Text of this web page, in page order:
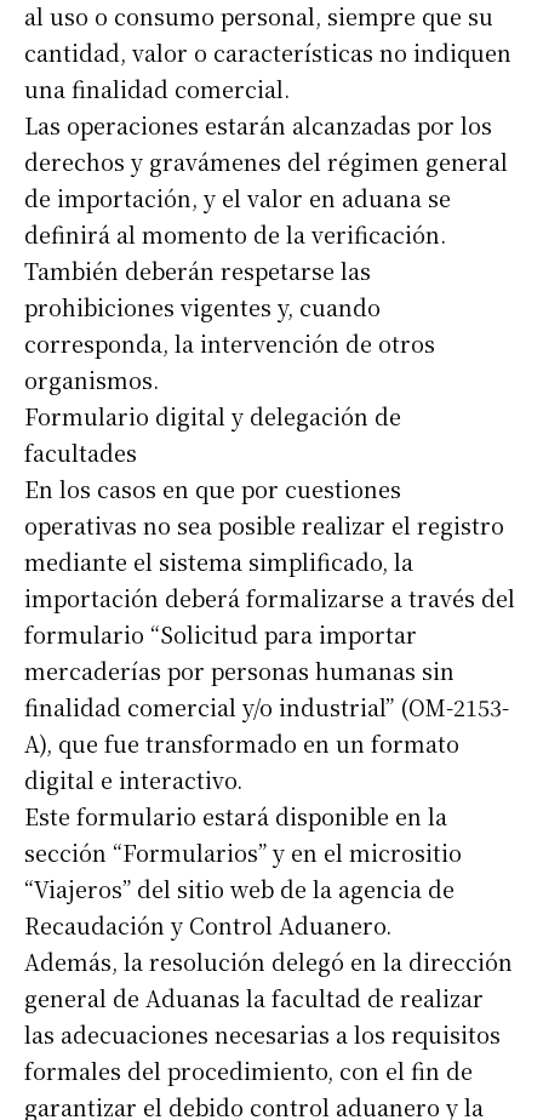
al uso o consumo personal, siempre que su
cantidad, valor o características no indiquen
una finalidad comercial.
Las operaciones estarán alcanzadas por los
derechos y gravámenes del régimen general
de importación, y el valor en aduana se
definirá al momento de la verificación.
También deberán respetarse las
prohibiciones vigentes y, cuando
corresponda, la intervención de otros
organismos.
Formulario digital y delegación de
facultades
En los casos en que por cuestiones
operativas no sea posible realizar el registro
mediante el sistema simplificado, la
importación deberá formalizarse a través del
formulario “Solicitud para importar
mercaderías por personas humanas sin
finalidad comercial y/o industrial” (OM-2153-
A), que fue transformado en un formato
digital e interactivo.
Este formulario estará disponible en la
sección “Formularios” y en el micrositio
“Viajeros” del sitio web de la agencia de
Recaudación y Control Aduanero.
Además, la resolución delegó en la dirección
general de Aduanas la facultad de realizar
las adecuaciones necesarias a los requisitos
formales del procedimiento, con el fin de
garantizar el debido control aduanero y la